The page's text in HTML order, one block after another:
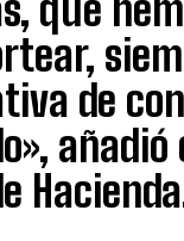
que
de
añadió